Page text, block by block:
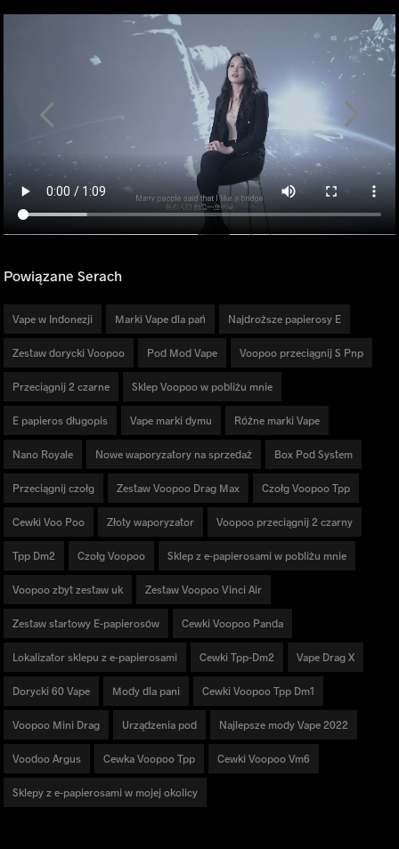
Powiązane Serach
Vape w Indonezji Marki Vape dla pań Najdroższe papierosy E
Zestaw dorycki Voopoo Pod Mod Vape Voopoo przeciągnij S Pnp
Przeciągnij 2 czarne Sklep Voopoo w pobliżu mnie
E papieros długopis Vape marki dymu Różne marki Vape
Nano Royale Nowe waporyzatory na sprzedaż Box Pod System
Przeciągnij czołg Zestaw Voopoo Drag Max Czołg Voopoo Tpp
Cewki Voo Poo Złoty waporyzator Voopoo przeciągnij 2 czarny
Tpp Dm2 Czołg Voopoo Sklep z e-papierosami w pobliżu mnie
Voopoo zbyt zestaw uk Zestaw Voopoo Vinci Air
Zestaw startowy E-papierosów Cewki Voopoo Panda
Lokalizator sklepu z e-papierosami Cewki Tpp-Dm2 Vape Drag X
Dorycki 60 Vape Mody dla pani Cewki Voopoo Tpp Dm1
Voopoo Mini Drag Urządzenia pod Najlepsze mody Vape 2022
Voodoo Argus Cewka Voopoo Tpp Cewki Voopoo Vm6
Sklepy z e-papierosami w mojej okolicy